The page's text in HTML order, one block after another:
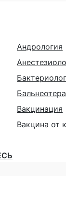
Андрология
Вакцинация
Вакцина от